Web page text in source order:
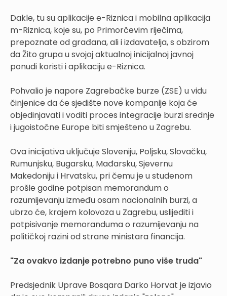
Dakle, tu su aplikacije e-Riznica i mobilna aplikacija
m-Riznica, koje su, po Primorčevim riječima,
prepoznate od građana, ali i izdavatelja, s obzirom
da Žito grupa u svojoj aktualnoj inicijalnoj javnoj
ponudi koristi i aplikaciju e-Riznica.
Pohvalio je napore Zagrebačke burze (ZSE) u vidu
činjenice da će sjedište nove kompanije koja će
objedinjavati i voditi proces integracije burzi srednje
i jugoistočne Europe biti smješteno u Zagrebu.
Ova inicijativa uključuje Sloveniju, Poljsku, Slovačku,
Rumunjsku, Bugarsku, Mađarsku, Sjevernu
Makedoniju i Hrvatsku, pri čemu je u studenom
prošle godine potpisan memorandum o
razumijevanju između osam nacionalnih burzi, a
ubrzo će, krajem kolovoza u Zagrebu, uslijediti i
potpisivanje memoranduma o razumijevanju na
političkoj razini od strane ministara financija.
"Za ovakvo izdanje potrebno puno više truda"
Predsjednik Uprave Bosqara Darko Horvat je izjavio